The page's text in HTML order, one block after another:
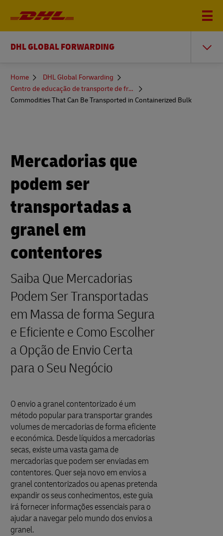
DHL GLOBAL FORWARDING
You
here
Home
DHL Global Forwarding
Centro de educação de transporte de frete
Commodities That Can Be Transported in Containerized Bulk
Mercadorias que
podem ser
transportadas a
granel em
contentores
Saiba Que Mercadorias
Podem Ser Transportadas
em Massa de forma Segura
e Eficiente e Como Escolher
a Opção de Envio Certa
para o Seu Negócio
O envio a granel contentorizado é um
método popular para transportar grandes
volumes de mercadorias de forma eficiente
e económica. Desde líquidos a mercadorias
secas, existe uma vasta gama de
mercadorias que podem ser enviadas em
contentores. Quer seja novo em envios a
granel contentorizados ou apenas pretenda
expandir os seus conhecimentos, este guia
irá fornecer informações essenciais para o
ajudar a navegar pelo mundo dos envios a
granel.